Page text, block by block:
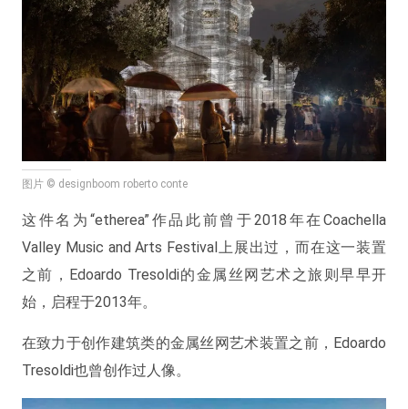
图片 © designboom roberto conte
这件名为“etherea”作品此前曾于2018年在Coachella
Valley Music and Arts Festival上展出过，而在这一装置
之前，Edoardo Tresoldi的金属丝网艺术之旅则早早开
始，启程于2013年。
在致力于创作建筑类的金属丝网艺术装置之前，Edoardo
Tresoldi也曾创作过人像。